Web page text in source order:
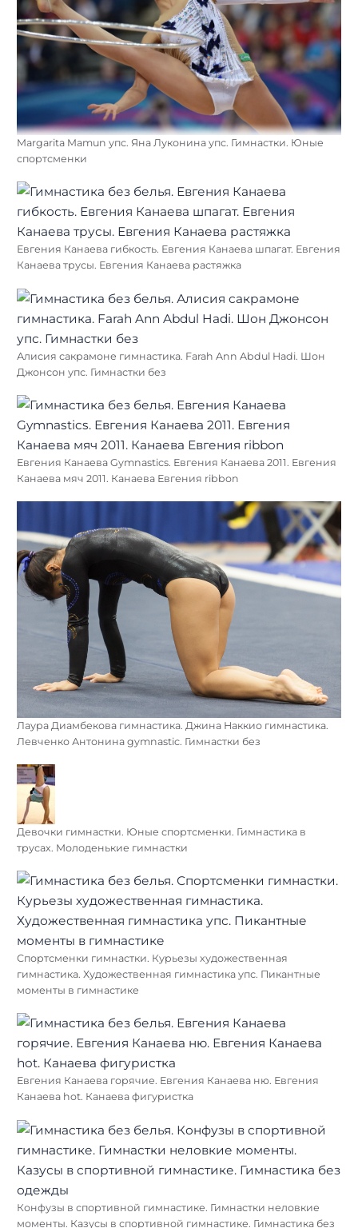
Margarita Mamun упс. Яна Луконина упс. Гимнастки. Юные
спортсменки
Евгения Канаева гибкость. Евгения Канаева шпагат. Евгения
Канаева трусы. Евгения Канаева растяжка
Алисия сакрамоне гимнастика. Farah Ann Abdul Hadi. Шон
Джонсон упс. Гимнастки без
Евгения Канаева Gymnastics. Евгения Канаева 2011. Евгения
Канаева мяч 2011. Канаева Евгения ribbon
Лаура Диамбекова гимнастика. Джина Наккио гимнастика.
Левченко Антонина gymnastic. Гимнастки без
Девочки гимнастки. Юные спортсменки. Гимнастика в
трусах. Молоденькие гимнастки
Спортсменки гимнастки. Курьезы художественная
гимнастика. Художественная гимнастика упс. Пикантные
моменты в гимнастике
Евгения Канаева горячие. Евгения Канаева ню. Евгения
Канаева hot. Канаева фигуристка
Конфузы в спортивной гимнастике. Гимнастки неловкие
моменты. Казусы в спортивной гимнастике. Гимнастика без